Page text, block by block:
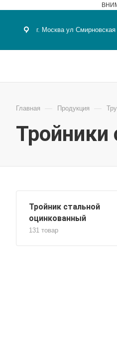
г. Москва ул Смирновская
Главная — Продукция —
Тройник стальной
оцинкованный
131 товар